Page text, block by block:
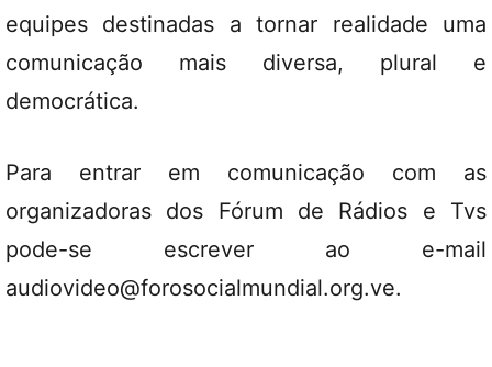
equipes destinadas a tornar realidade uma
comunicação mais diversa, plural e
democrática.
Para entrar em comunicação com as
organizadoras dos Fórum de Rádios e Tvs
pode-se escrever ao e-mail
audiovideo@forosocialmundial.org.ve.